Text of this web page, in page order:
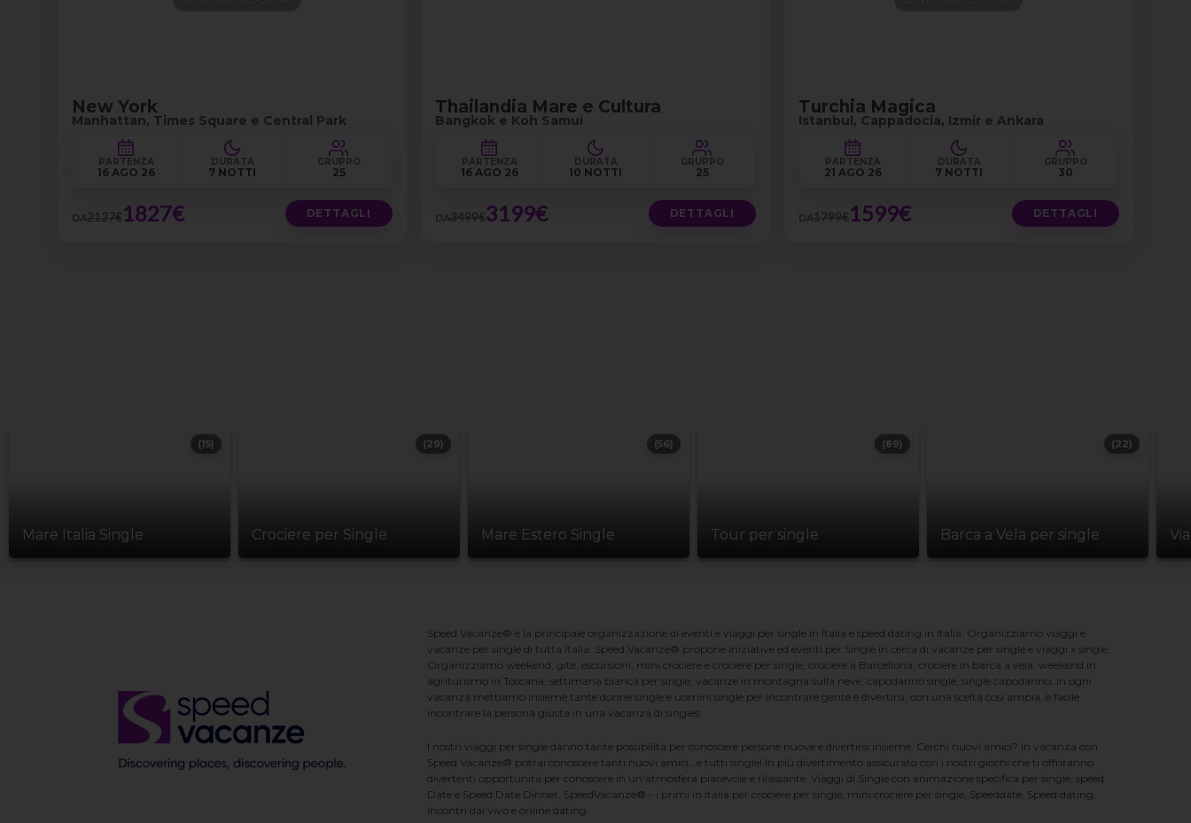
New York
Manhattan, Times Square e Central Park
PARTENZA
16 AGO 26
DURATA
7 NOTTI
GRUPPO
25
DA2127€1827€ DETTAGLI
Thailandia Mare e Cultura
Bangkok e Koh Samui
PARTENZA
16 AGO 26
DURATA
10 NOTTI
GRUPPO
25
DA3499€3199€ DETTAGLI
Turchia Magica
Istanbul, Cappadocia, Izmir e Ankara
PARTENZA
21 AGO 26
DURATA
7 NOTTI
GRUPPO
30
DA1799€1599€ DETTAGLI
Mare Italia Single
(15)
Crociere per Single
(29)
Mare Estero Single
(56)
Tour per single
(89)
Barca a Vela per single
(22)
Speed Vacanze® è la principale organizzazione di eventi e viaggi per single in Italia e speed dating in Italia. Organizziamo viaggi e
vacanze per single di tutta Italia. Speed Vacanze® propone iniziative ed eventi per Single in cerca di vacanze per single e viaggi x single.
Organizziamo weekend, gite, escursioni, mini crociere e crociere per single, crociere a Barcellona, crociere in barca a vela, weekend in
agriturismo in Toscana, settimana bianca per single, vacanze in montagna sulla neve, capodanno single, single capodanno. In ogni
vacanza mettiamo insieme tante donne single e uomini single per incontrare gente e divertirsi; con una scelta cosi ampia, è facile
incontrare la persona giusta in una vacanza di singles.
I nostri viaggi per single danno tante possibilità per conoscere persone nuove e divertirsi insieme. Cerchi nuovi amici? In vacanza con
Speed Vacanze® potrai conoscere tanti nuovi amici...e tutti single! In più divertimento assicurato con i nostri giochi che ti offriranno
divertenti opportunità per conoscere in un'atmosfera piacevole e rilassante. Viaggi di Single con animazione specifica per single, speed
Date e Speed Date Dinner. SpeedVacanze® - i primi in Italia per crociere per single, mini crociere per single, Speeddate, Speed dating,
incontri dal vivo e online dating.